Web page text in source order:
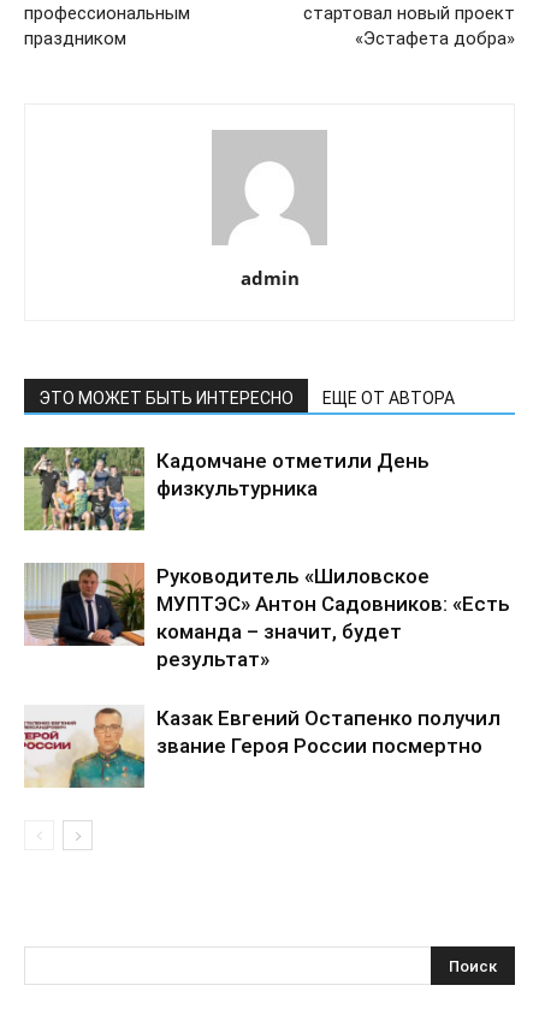
профессиональным
праздником
стартовал новый проект
«Эстафета добра»
admin
ЭТО МОЖЕТ БЫТЬ ИНТЕРЕСНО ЕЩЕ ОТ АВТОРА
Кадомчане отметили День
физкультурника
Руководитель «Шиловское
МУПТЭС» Антон Садовников: «Есть
команда – значит, будет
результат»
Казак Евгений Остапенко получил
звание Героя России посмертно